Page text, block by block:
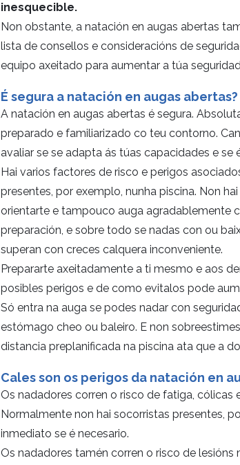
inesquecible.
Non obstante, a natación en augas abertas
lista de consellos e consideracións de
equipo axeitado para aumentar a túa
É segura a natación en augas abertas?
A natación en augas abertas é segura.
preparado e familiarizado co teu contorno.
avaliar se se adapta ás túas capacidades e se
Hai varios factores de risco e perigos
presentes, por exemplo, nunha piscina. Non
orientarte e tampouco auga agradablemente
preparación, e sobre todo se nadas con ou
superan con creces calquera inconveniente.
Prepararte axeitadamente a ti mesmo e aos
posibles perigos e de como evitalos pode
Só entra na auga se podes nadar con
estómago cheo ou baleiro. E non
distancia preplanificada na piscina ata que a
Cales son os perigos da natación en
Os nadadores corren o risco de fatiga, cólicas
Normalmente non hai socorristas presentes,
inmediato se é necesario.
Os nadadores tamén corren o risco de